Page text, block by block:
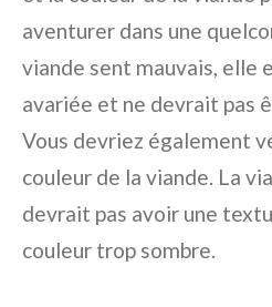
aventurer dans une
viande sent mauvais, elle
avariée et ne devrait pas
Vous devriez également
couleur de la viande. La
devrait pas avoir une
couleur trop sombre.